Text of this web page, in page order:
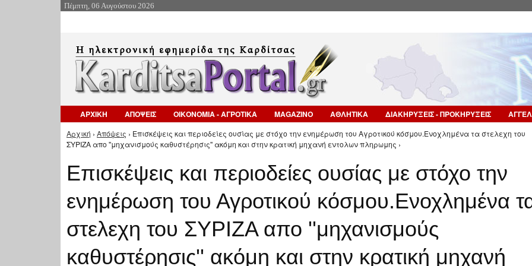
Πέμπτη, 06 Αυγούστου 2026
ΑΡΧΙΚΗ ΑΠΟΨΕΙΣ ΟΙΚΟΝΟΜΙΑ - ΑΓΡΟΤΙΚΑ MAGAZINO ΑΘΛΗΤΙΚΑ ΔΙΑΚΗΡΥΞΕΙΣ - ΠΡΟΚΗΡΥΞΕΙΣ
Είστε εδώ
Αρχική › Απόψεις › Επισκέψεις και περιοδείες ουσίας με στόχο την ενημέρωση του Αγροτικού κόσμου.Ενοχλημένα τα στελεχη του
ΣΥΡΙΖΑ απο ''μηχανισμούς καθυστέρησις'' ακόμη και στην κρατική μηχανή εντολων πληρωμης ›
Επισκέψεις και περιοδείες ουσίας με στόχο την
ενημέρωση του Αγροτικού κόσμου.Ενοχλημένα
στελεχη του ΣΥΡΙΖΑ απο ''μηχανισμούς
καθυστέρησις'' ακόμη και στην κρατική μηχανή